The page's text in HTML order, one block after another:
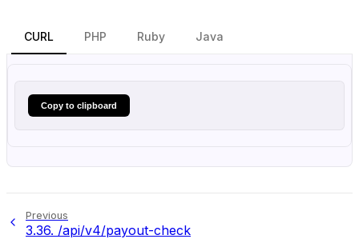
CURL PHP Ruby Java
Copy to clipboard
Previous
3.36. /api/v4/payout-check